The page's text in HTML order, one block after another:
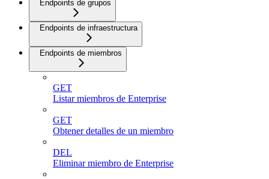
Endpoints de grupos
Endpoints de infraestructura
Endpoints de miembros
GET
Listar miembros de Enterprise
GET
Obtener detalles de un miembro
DEL
Eliminar miembro de Enterprise